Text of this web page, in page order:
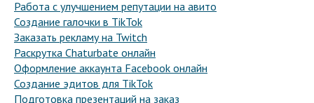
Работа с улучшением репутации на авито
Создание галочки в TikTok
Заказать рекламу на Twitch
Раскрутка Chaturbate онлайн
Оформление аккаунта Facebook онлайн
Создание эдитов для TikTok
Подготовка презентаций на заказ